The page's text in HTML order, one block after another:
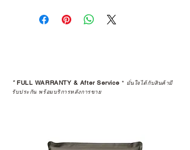
คุณตัดสินใจซื้อ แต่รวมไปถึง
“ประสบการณ์หลังการใช้งาน” ใน
STUDIO และร้านตัวแทนจำหน่ายที่
ได้รับการแต่งตั้งอย่างเป็นทางการ จะ
เป็นการให้คำแนะนำ การดูแลสินค้า
*FULL WARRANTY & After Service * มั่นใจได้กับสินค้ามี
รับประกัน พร้อมบริการหลังการขาย